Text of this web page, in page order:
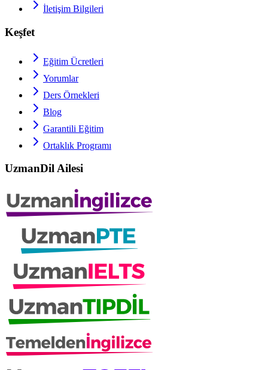
İletişim Bilgileri
Keşfet
Eğitim Ücretleri
Yorumlar
Ders Örnekleri
Blog
Garantili Eğitim
Ortaklık Programı
UzmanDil Ailesi